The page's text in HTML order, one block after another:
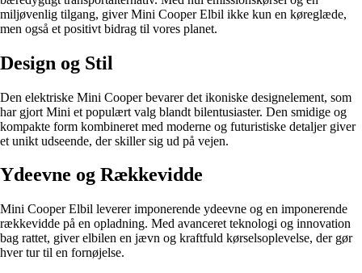
miljøvenlig tilgang, giver Mini Cooper Elbil ikke kun en køreglæde,
men også et positivt bidrag til vores planet.
Design og Stil
Den elektriske Mini Cooper bevarer det ikoniske designelement, som
har gjort Mini et populært valg blandt bilentusiaster. Den smidige og
kompakte form kombineret med moderne og futuristiske detaljer giver
et unikt udseende, der skiller sig ud på vejen.
Ydeevne og Rækkevidde
Mini Cooper Elbil leverer imponerende ydeevne og en imponerende
rækkevidde på en opladning. Med avanceret teknologi og innovation
bag rattet, giver elbilen en jævn og kraftfuld kørselsoplevelse, der gør
hver tur til en fornøjelse.